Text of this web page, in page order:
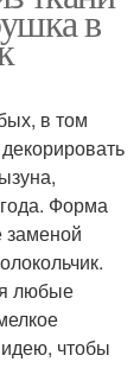
в
в том
Форма
заменой
любые
чтобы